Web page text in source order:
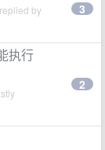
by 3
执行
2